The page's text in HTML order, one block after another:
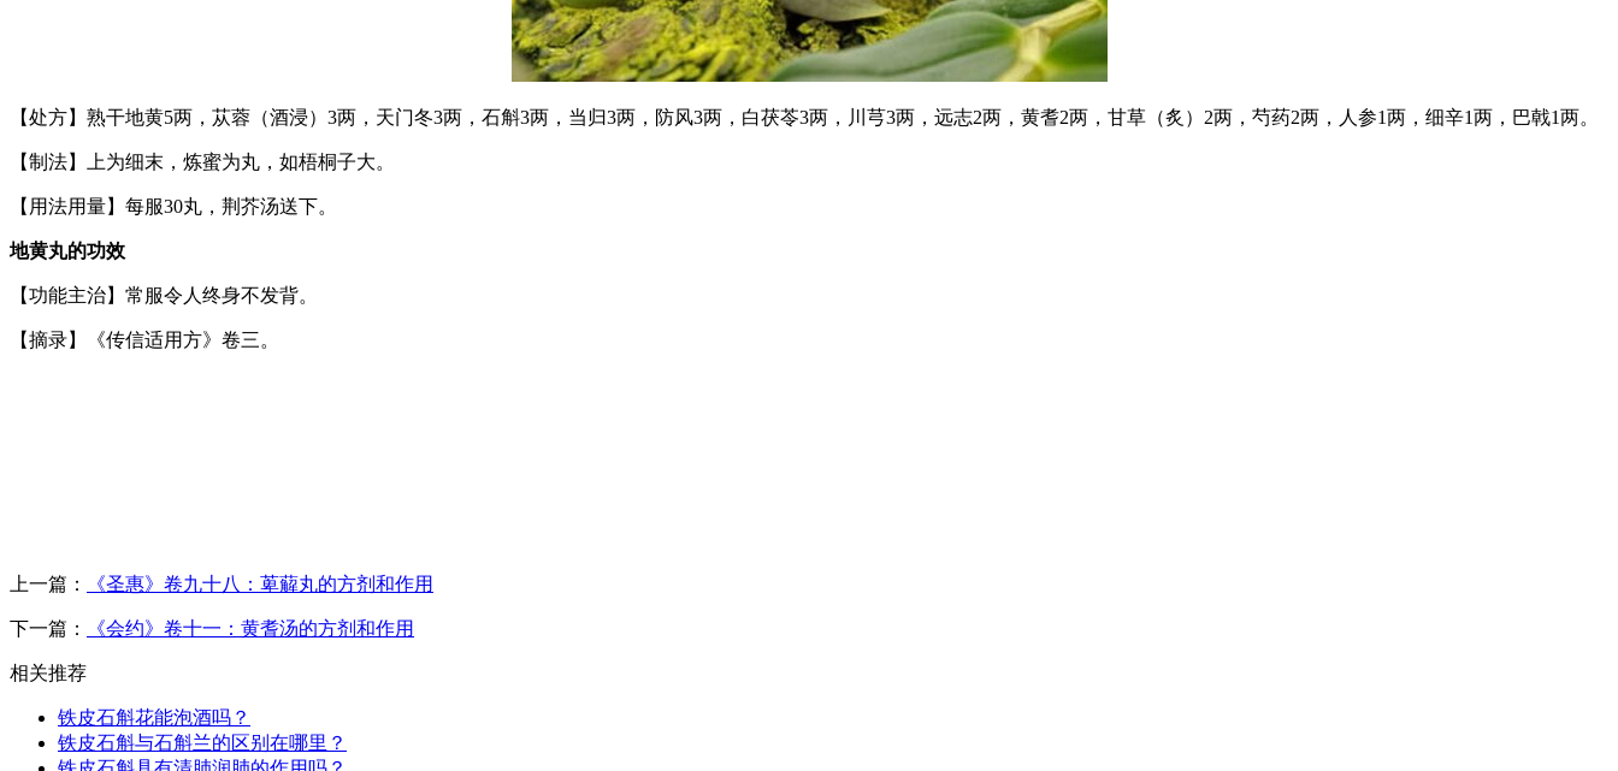
【处方】熟干地黄5两，苁蓉（酒浸）3两，天门冬3两，石斛3两，当归3两，防风3两，白茯苓3两，川芎3两，远志2两，黄耆2两，甘草（炙）2两，芍药2两，人参1两，细辛1两，巴戟1两。
【制法】上为细末，炼蜜为丸，如梧桐子大。
【用法用量】每服30丸，荆芥汤送下。
地黄丸的功效
【功能主治】常服令人终身不发背。
【摘录】《传信适用方》卷三。
上一篇： 《圣惠》卷九十八：萆薢丸的方剂和作用
下一篇： 《会约》卷十一：黄耆汤的方剂和作用
相关推荐
铁皮石斛花能泡酒吗？
铁皮石斛与石斛兰的区别在哪里？